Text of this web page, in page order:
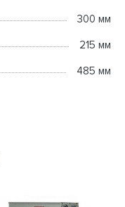
300 мм
215 мм
485 мм